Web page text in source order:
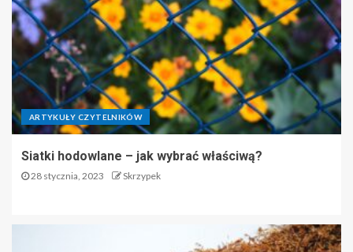
ARTYKUŁY CZYTELNIKÓW
Siatki hodowlane – jak wybrać właściwą?
28 stycznia, 2023 Skrzypek